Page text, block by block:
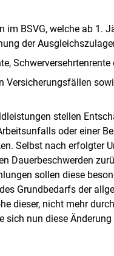
im BSVG, welche ab 1.
der
Versicherungsfällen
stellen
oder einer
Selbst nach erfolgter
Dauerbeschwerden
sollen diese
Grundbedarfs der
dieser, nicht mehr
sich nun diese